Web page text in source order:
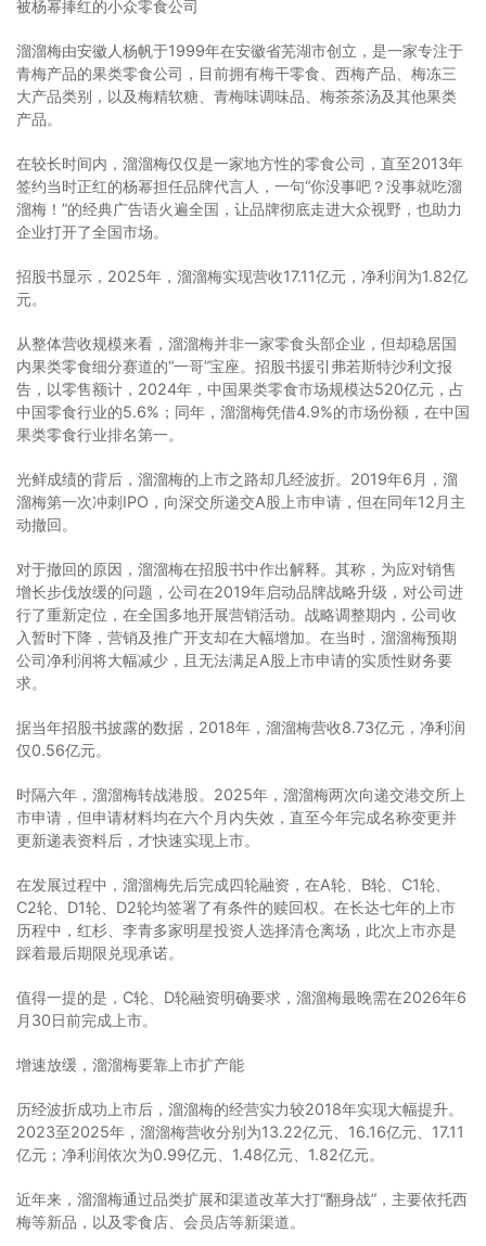
被杨幂捧红的小众零食公司
溜溜梅由安徽人杨帆于1999年在安徽省芜湖市创立，是一家专注于
青梅产品的果类零食公司，目前拥有梅干零食、西梅产品、梅冻三
大产品类别，以及梅精软糖、青梅味调味品、梅茶茶汤及其他果类
产品。
在较长时间内，溜溜梅仅仅是一家地方性的零食公司，直至2013年
签约当时正红的杨幂担任品牌代言人，一句“你没事吧？没事就吃溜
溜梅！”的经典广告语火遍全国，让品牌彻底走进大众视野，也助力
企业打开了全国市场。
招股书显示，2025年，溜溜梅实现营收17.11亿元，净利润为1.82亿
元。
从整体营收规模来看，溜溜梅并非一家零食头部企业，但却稳居国
内果类零食细分赛道的“一哥”宝座。招股书援引弗若斯特沙利文报
告，以零售额计，2024年，中国果类零食市场规模达520亿元，占
中国零食行业的5.6%；同年，溜溜梅凭借4.9%的市场份额，在中国
果类零食行业排名第一。
光鲜成绩的背后，溜溜梅的上市之路却几经波折。2019年6月，溜
溜梅第一次冲刺IPO，向深交所递交A股上市申请，但在同年12月主
动撤回。
对于撤回的原因，溜溜梅在招股书中作出解释。其称，为应对销售
增长步伐放缓的问题，公司在2019年启动品牌战略升级，对公司进
行了重新定位，在全国多地开展营销活动。战略调整期内，公司收
入暂时下降，营销及推广开支却在大幅增加。在当时，溜溜梅预期
公司净利润将大幅减少，且无法满足A股上市申请的实质性财务要
求。
据当年招股书披露的数据，2018年，溜溜梅营收8.73亿元，净利润
仅0.56亿元。
时隔六年，溜溜梅转战港股。2025年，溜溜梅两次向递交港交所上
市申请，但申请材料均在六个月内失效，直至今年完成名称变更并
更新递表资料后，才快速实现上市。
在发展过程中，溜溜梅先后完成四轮融资，在A轮、B轮、C1轮、
C2轮、D1轮、D2轮均签署了有条件的赎回权。在长达七年的上市
历程中，红杉、李青多家明星投资人选择清仓离场，此次上市亦是
踩着最后期限兑现承诺。
值得一提的是，C轮、D轮融资明确要求，溜溜梅最晚需在2026年6
月30日前完成上市。
增速放缓，溜溜梅要靠上市扩产能
历经波折成功上市后，溜溜梅的经营实力较2018年实现大幅提升。
2023至2025年，溜溜梅营收分别为13.22亿元、16.16亿元、17.11
亿元；净利润依次为0.99亿元、1.48亿元、1.82亿元。
近年来，溜溜梅通过品类扩展和渠道改革大打“翻身战”，主要依托西
梅等新品，以及零食店、会员店等新渠道。